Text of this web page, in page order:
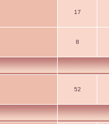
17
8
52